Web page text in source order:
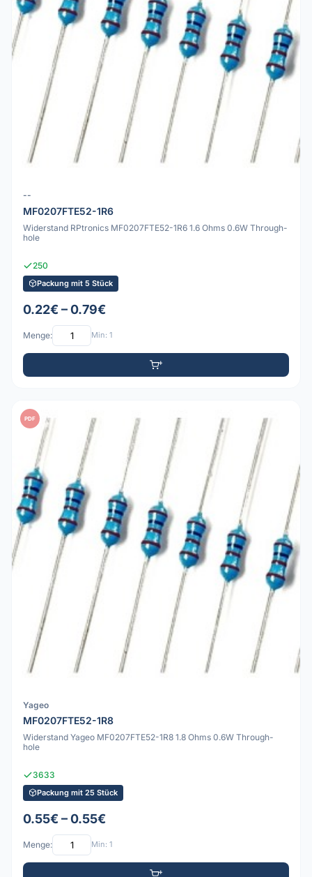
--
MF0207FTE52-1R6
Widerstand RPtronics MF0207FTE52-1R6 1.6 Ohms 0.6W Through-
hole
250
Packung mit 5 Stück
0.22€ – 0.79€
Menge: Min: 1
PDF
Yageo
MF0207FTE52-1R8
Widerstand Yageo MF0207FTE52-1R8 1.8 Ohms 0.6W Through-
hole
3633
Packung mit 25 Stück
0.55€ – 0.55€
Menge: Min: 1